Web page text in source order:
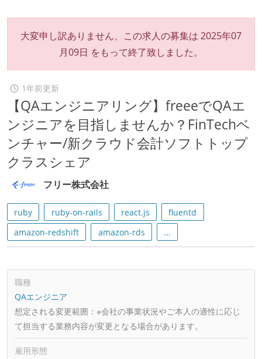
大変申し訳ありません、この求人の募集は 2025年07
月09日 をもって終了致しました。
1年前更新
【QAエンジニアリング】freeeでQAエ
ンジニアを目指しませんか？FinTechベ
ンチャー/新クラウド会計ソフトトップ
クラスシェア
フリー株式会社
ruby ruby-on-rails react.js
fluentd
amazon-redshift
amazon-rds ...
職種
QAエンジニア
想定される変更範囲： ※会社の事業状況やご本人の適性に応じ
て担当する業務内容が変更となる場合があります。
雇用形態